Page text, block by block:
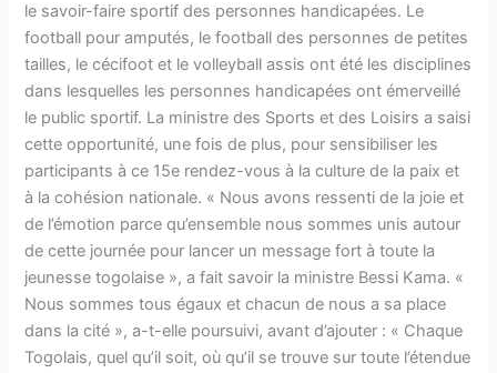
le savoir-faire sportif des personnes handicapées. Le
football pour amputés, le football des personnes de petites
tailles, le cécifoot et le volleyball assis ont été les disciplines
dans lesquelles les personnes handicapées ont émerveillé
le public sportif. La ministre des Sports et des Loisirs a saisi
cette opportunité, une fois de plus, pour sensibiliser les
participants à ce 15e rendez-vous à la culture de la paix et
à la cohésion nationale. « Nous avons ressenti de la joie et
de l’émotion parce qu’ensemble nous sommes unis autour
de cette journée pour lancer un message fort à toute la
jeunesse togolaise », a fait savoir la ministre Bessi Kama. «
Nous sommes touségaux et chacun de nous a sa place
dans la cité », a-t-elle poursuivi, avant d’ajouter : « Chaque
Togolais, quel qu’il soit, où qu’il se trouve sur toute l’étendue